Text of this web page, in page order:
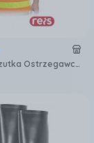
Lubmar Narzutka Ostrzegawcza Z Napisem Kierowanie Ruchem Kos-Road Py